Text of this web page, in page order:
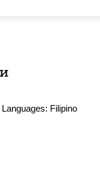
Filipino